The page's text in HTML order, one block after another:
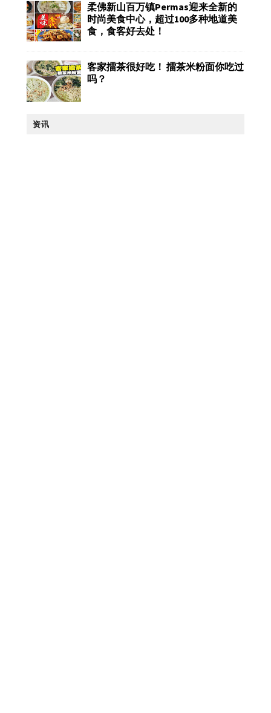
柔佛新山百万镇Permas迎来全新的
时尚美食中心，超过100多种地道美
食，食客好去处！
客家擂茶很好吃！ 擂茶米粉面你吃过
吗？
资讯